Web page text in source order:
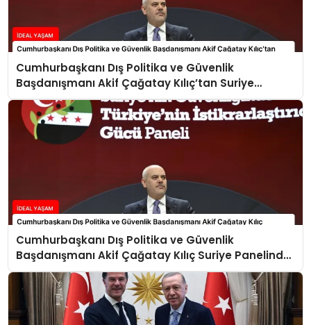
Cumhurbaşkanı Dış Politika ve Güvenlik
Başdanışmanı Akif Çağatay Kılıç’tan Suriye
Panelinde Önemli Açıklamalar
Cumhurbaşkanı Dış Politika ve Güvenlik
Başdanışmanı Akif Çağatay Kılıç Suriye Panelinde
Konuştu